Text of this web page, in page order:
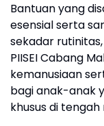
Bantuan yang
esensial serta
sekadar
PIISEI Cabang
kemanusiaan
bagi anak-anak
khusus di